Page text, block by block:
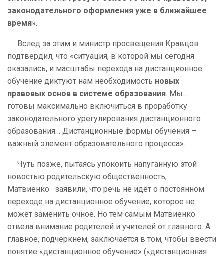
законодательного оформления уже в ближайшее
время».
Вслед за этим и министр просвещения Кравцов
подтвердил, что «ситуация, в которой мы сегодня
оказались, и масштабы перехода на дистанционное
обучение диктуют нам необходимость новых
правовых основ в системе образования. Мы…
готовы максимально включиться в проработку
законодательного урегулирования дистанционного
образования… Дистанционные формы обучения –
важный элемент образовательного процесса».
Чуть позже, пытаясь упокоить напуганную этой
новостью родительскую общественность,
Матвиенко заявили, что речь не идёт о постоянном
переходе на дистанционное обучение, которое не
может заменить очное. Но тем самым Матвиенко
отвела внимание родителей и учителей от главного. А
главное, подчеркнём, заключается в том, чтобы ввести
понятие «дистанционное обучение» («дистанционная